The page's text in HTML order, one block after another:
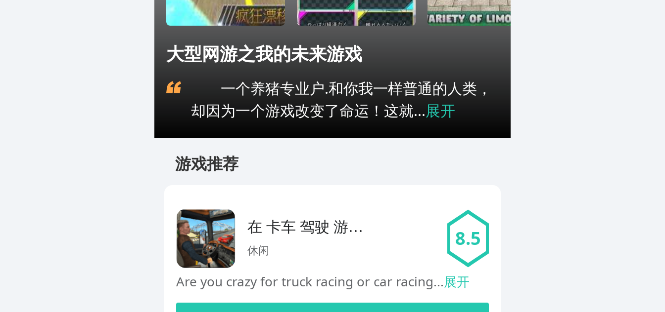
大型网游之我的未来游戏
一个养猪专业户.和你我一样普通的人类，
却因为一个游戏改变了命运！这就...展开
游戏推荐
在 卡车 驾驶 游戏
： 高速公路 道路
休闲
8.5
Are you crazy for truck racing or car racing...展开